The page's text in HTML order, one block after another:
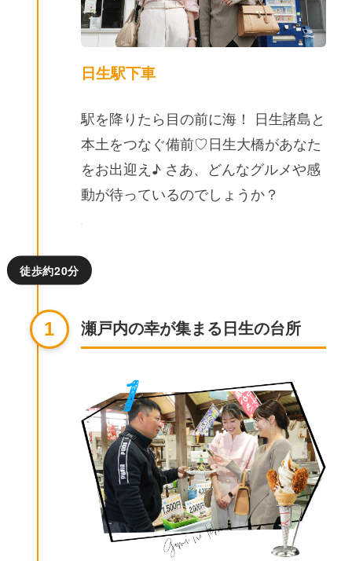
日生駅下車
駅を降りたら目の前に海！ 日生諸島と
本土をつなぐ備前♡日生大橋があなた
をお出迎え♪ さあ、どんなグルメや感
動が待っているのでしょうか？
徒歩約20分
1 瀬戸内の幸が集まる日生の台所